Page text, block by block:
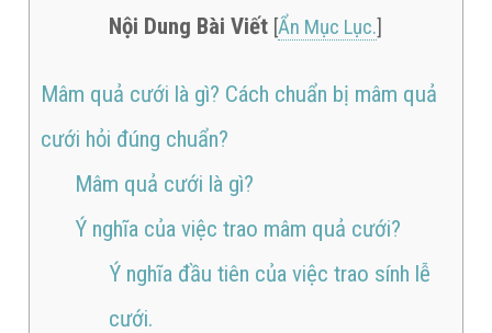
Nội Dung Bài Viết [Ẩn Mục Lục.]
Mâm quả cưới là gì? Cách chuẩn bị mâm quả
cưới hỏi đúng chuẩn?
Mâm quả cưới là gì?
Ý nghĩa của việc trao mâm quả cưới?
Ý nghĩa đầu tiên của việc trao sính lễ
cưới.